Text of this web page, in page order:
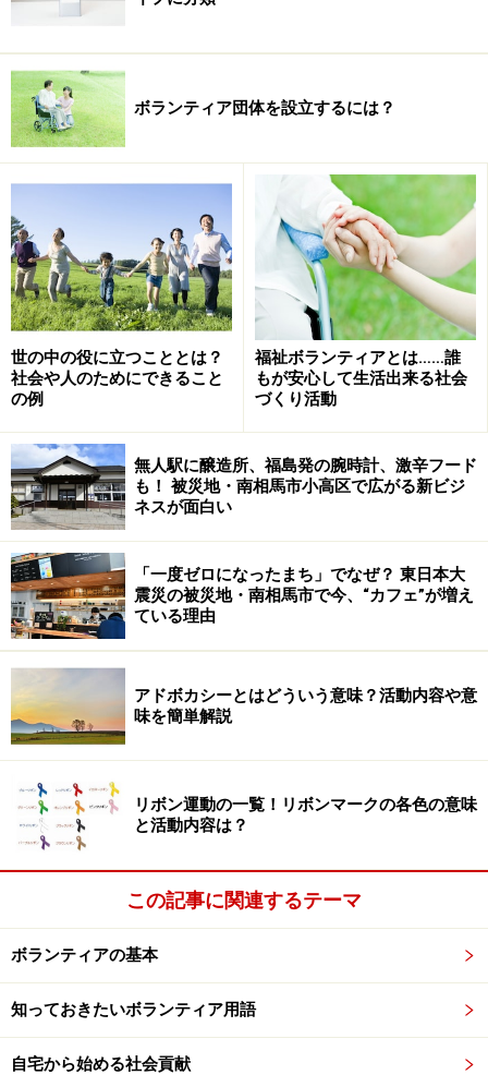
ボランティア団体を設立するには？
世の中の役に立つこととは？
社会や人のためにできること
の例
福祉ボランティアとは……誰
もが安心して生活出来る社会
づくり活動
無人駅に醸造所、福島発の腕時計、激辛フード
も！ 被災地・南相馬市小高区で広がる新ビジ
ネスが面白い
「一度ゼロになったまち」でなぜ？ 東日本大
震災の被災地・南相馬市で今、“カフェ”が増え
ている理由
アドボカシーとはどういう意味？活動内容や意
味を簡単解説
リボン運動の一覧！リボンマークの各色の意味
と活動内容は？
この記事に関連するテーマ
ボランティアの基本
知っておきたいボランティア用語
自宅から始める社会貢献